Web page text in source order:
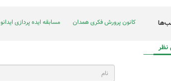
کانون پرورش فکری همدان مسابقه ایده پردازی ایدانو
نظر